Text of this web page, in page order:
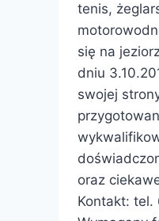
tenis,
się na
dniu
swojej
oraz
Kontakt: